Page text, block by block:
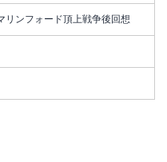
リンフォード頂上戦争後回想